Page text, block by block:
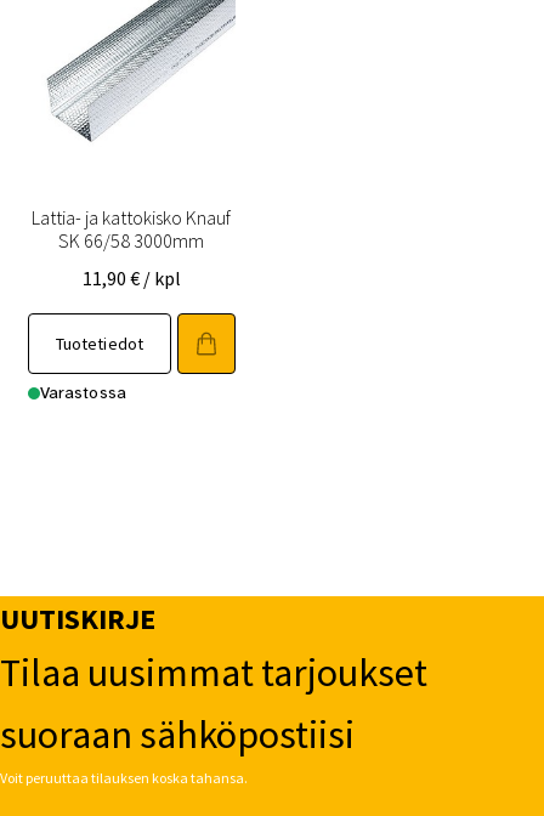
Lattia- ja kattokisko Knauf
SK 66/58 3000mm
11,90 € / kpl
Tuotetiedot
Varastossa
UUTISKIRJE
Tilaa uusimmat tarjoukset
suoraan sähköpostiisi
Voit peruuttaa tilauksen koska tahansa.